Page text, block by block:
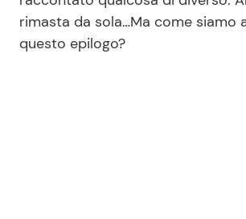
Festività Ricette
rimasta da sola…Ma come siamo
questo epilogo?